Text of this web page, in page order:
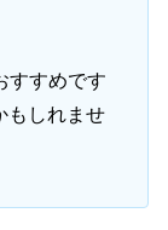
すすめです
もしれませ